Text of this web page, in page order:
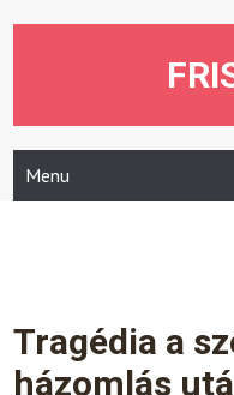
Menu
Tragédia a
házomlás